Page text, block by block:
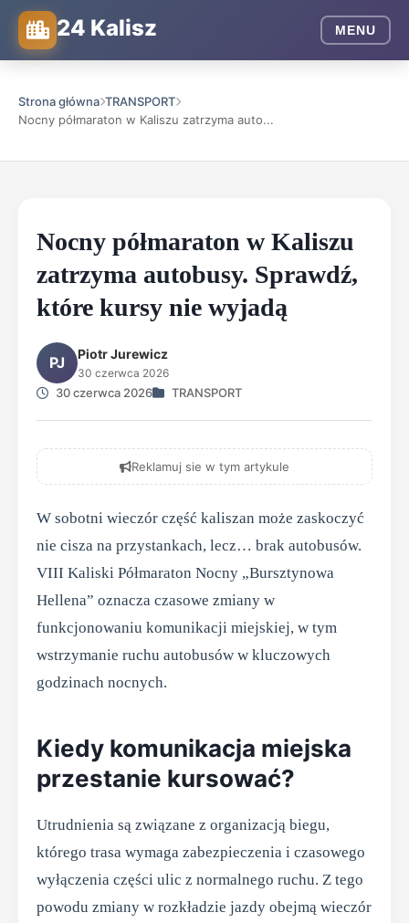
24 Kalisz MENU
Strona główna TRANSPORT
Nocny półmaraton w Kaliszu zatrzyma auto...
Nocny półmaraton w Kaliszu
zatrzyma autobusy. Sprawdź,
które kursy nie wyjadą
PJ Piotr Jurewicz
30 czerwca 2026
30 czerwca 2026 TRANSPORT
Reklamuj sie w tym artykule
W sobotni wieczór część kaliszan może zaskoczyć
nie cisza na przystankach, lecz… brak autobusów.
VIII Kaliski Półmaraton Nocny „Bursztynowa
Hellena” oznacza czasowe zmiany w
funkcjonowaniu komunikacji miejskiej, w tym
wstrzymanie ruchu autobusów w kluczowych
godzinach nocnych.
Kiedy komunikacja miejska
przestanie kursować?
Utrudnienia są związane z organizacją biegu,
którego trasa wymaga zabezpieczenia i czasowego
wyłączenia części ulic z normalnego ruchu. Z tego
powodu zmiany w rozkładzie jazdy obejmą wieczór